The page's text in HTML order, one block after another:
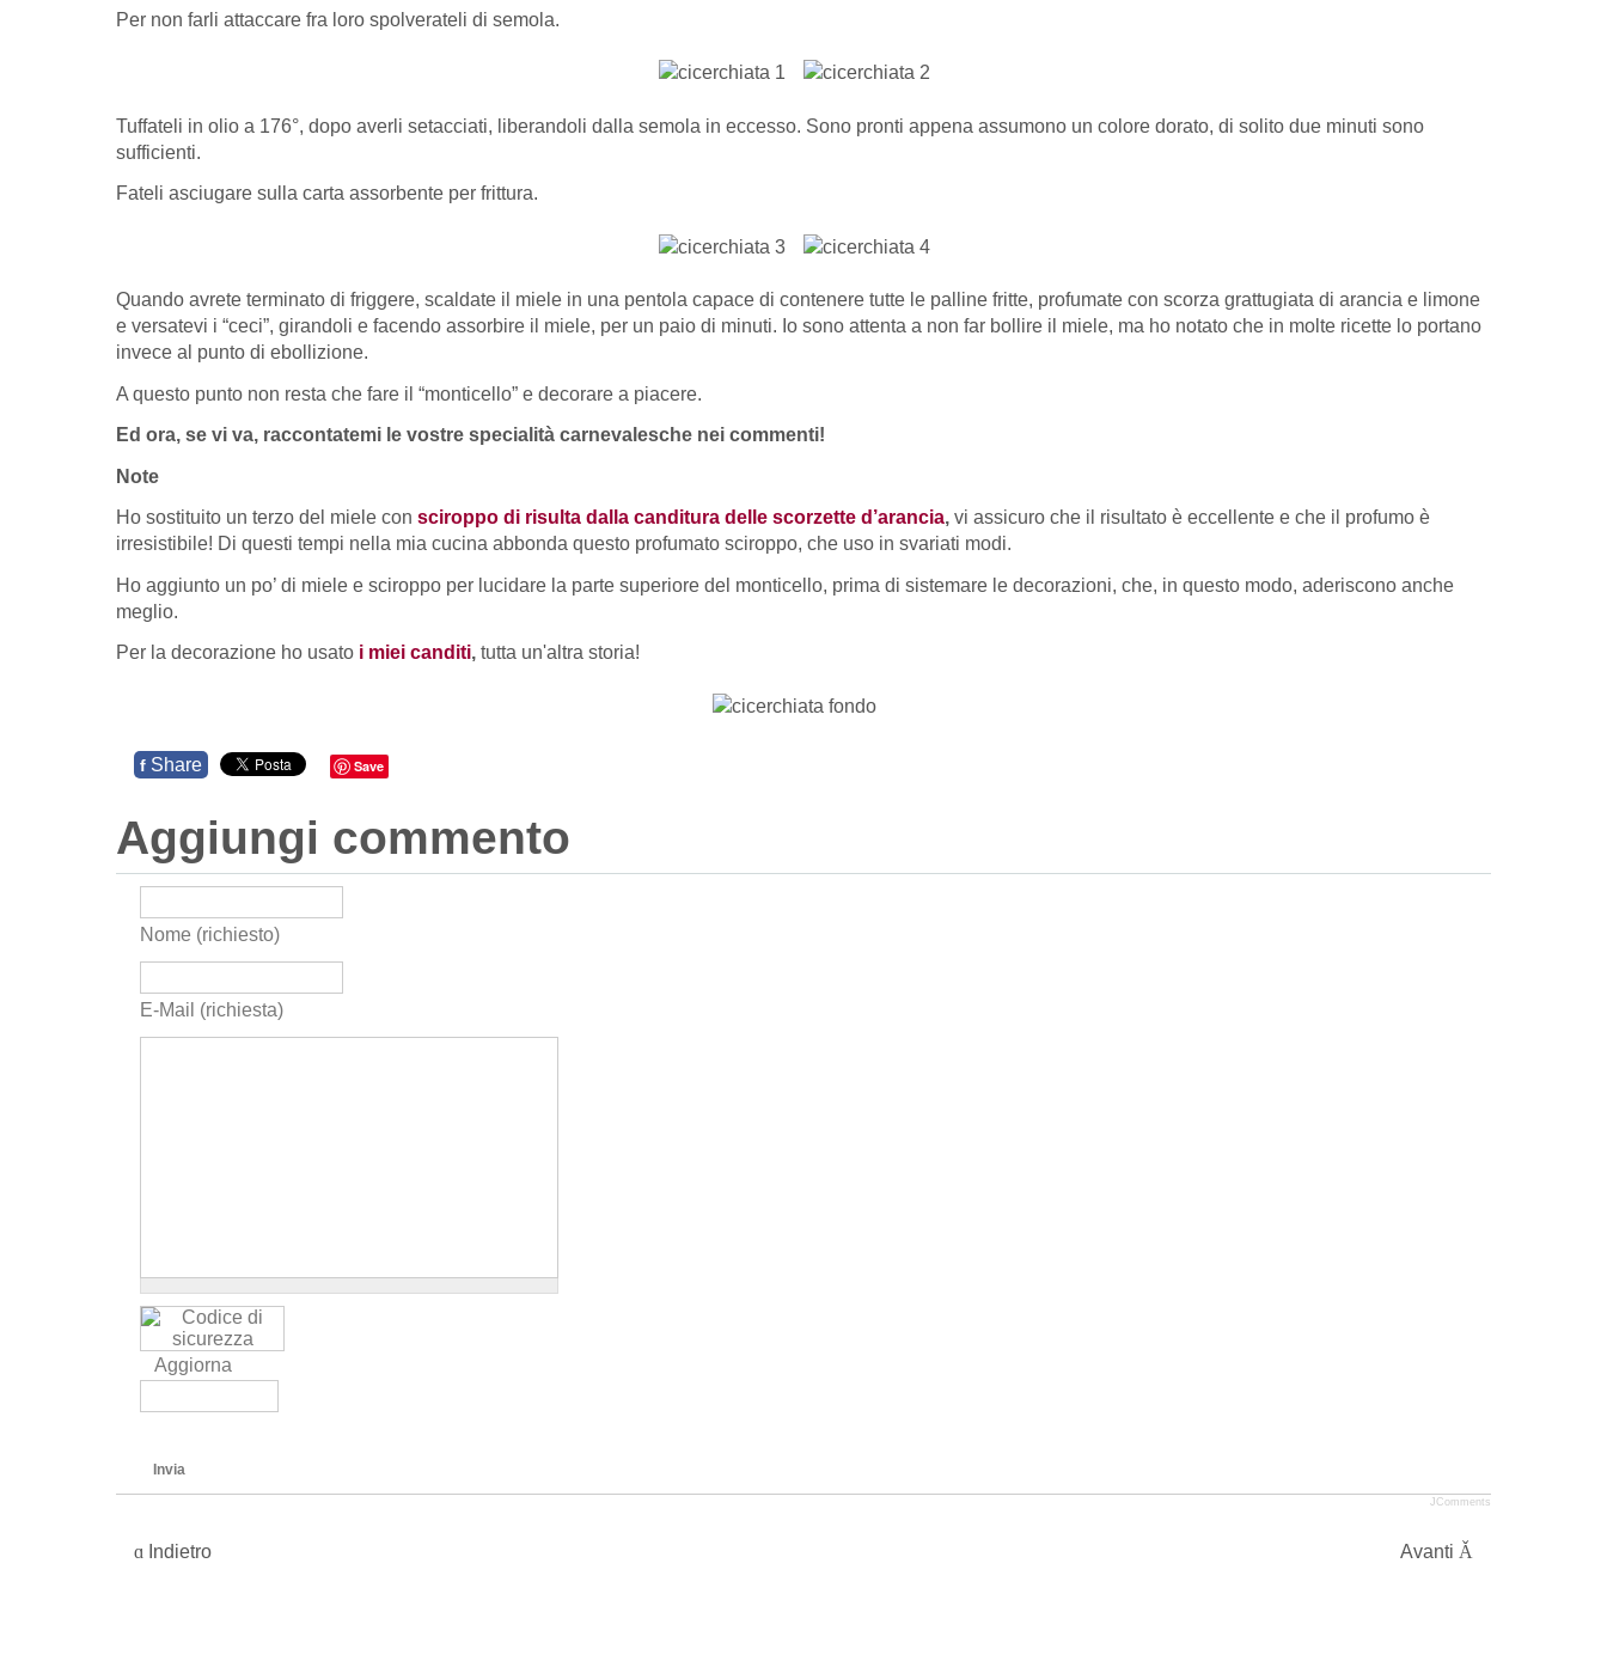
Per non farli attaccare fra loro spolverateli di semola.
Tuffateli in olio a 176°, dopo averli setacciati, liberandoli dalla semola in eccesso. Sono pronti appena assumono un colore dorato, di solito due minuti sono
sufficienti.
Fateli asciugare sulla carta assorbente per frittura.
Quando avrete terminato di friggere, scaldate il miele in una pentola capace di contenere tutte le palline fritte, profumate con scorza grattugiata di arancia e limone
e versatevi i “ceci”, girandoli e facendo assorbire il miele, per un paio di minuti. Io sono attenta a non far bollire il miele, ma ho notato che in molte ricette lo portano
invece al punto di ebollizione.
A questo punto non resta che fare il “monticello” e decorare a piacere.
Ed ora, se vi va, raccontatemi le vostre specialità carnevalesche nei commenti!
Note
Ho sostituito un terzo del miele con sciroppo di risulta dalla canditura delle scorzette d’arancia, vi assicuro che il risultato è eccellente e che il profumo è
irresistibile! Di questi tempi nella mia cucina abbonda questo profumato sciroppo, che uso in svariati modi.
Ho aggiunto un po’ di miele e sciroppo per lucidare la parte superiore del monticello, prima di sistemare le decorazioni, che, in questo modo, aderiscono anche
meglio.
Per la decorazione ho usato i miei canditi, tutta un'altra storia!
f Share Save
Aggiungi commento
Nome (richiesto)
E-Mail (richiesta)
Aggiorna
Invia
JComments
Indietro Avanti